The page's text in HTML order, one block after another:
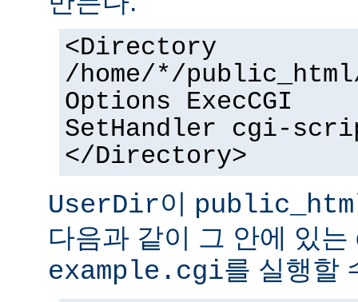
<Directory
/home/*/
Options ExecCGI
SetHandler cgi-
</Directory>
UserDir이
다음과 같이 그 안에 있
example.cgi를 실행할